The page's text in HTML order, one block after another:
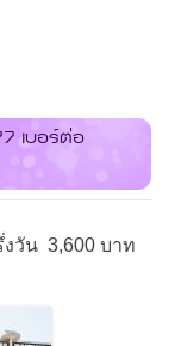
เบอร์ต่อ
วัน 3,600 บาท